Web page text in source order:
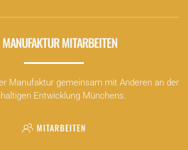
MITARBEITEN
Manufaktur gemeinsam mit Anderen an der
Entwicklung Münchens.
MITARBEITEN